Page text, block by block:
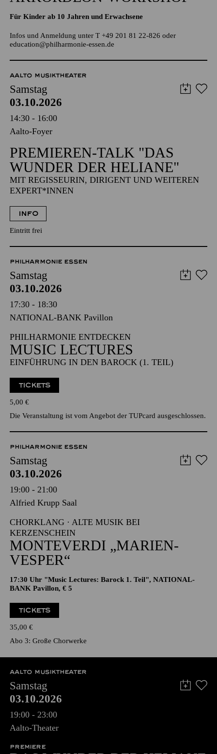
PHILHARMONIE ENTDECKEN · WORKSHOP
Für Kinder ab 10 Jahren und Erwachsene
education@philharmonie-essen.de
AALTO MUSIKTHEATER
Samstag
03.10.2026
14:30 - 16:00
Aalto-Foyer
PREMIEREN-TALK "DAS
WUNDER DER HELIANE"
MIT REGISSEURIN, DIRIGENT UND WEITEREN
EXPERT*INNEN
Eintritt frei
PHILHARMONIE ESSEN
Samstag
03.10.2026
17:30 - 18:30
NATIONAL-BANK Pavillon
PHILHARMONIE ENTDECKEN
MUSIC LECTURES
EINFÜHRUNG IN DEN BAROCK (1. TEIL)
TICKETS
5,00€
Die Veranstaltung ist vom Angebot der TUPcard ausgeschlossen.
PHILHARMONIE ESSEN
Samstag
03.10.2026
19:00 - 21:00
Alfried Krupp Saal
CHORKLANG · ALTE MUSIK BEI
KERZENSCHEIN
MONTE­VERDI „MARIEN­
VESPER“
17:30 Uhr "Music Lectures: Barock 1. Teil", NATIONAL-
BANK Pavillon, € 5
TICKETS
35,00€
Abo 3: Große Chorwerke
AALTO MUSIKTHEATER
Samstag
03.10.2026
19:00 - 23:00